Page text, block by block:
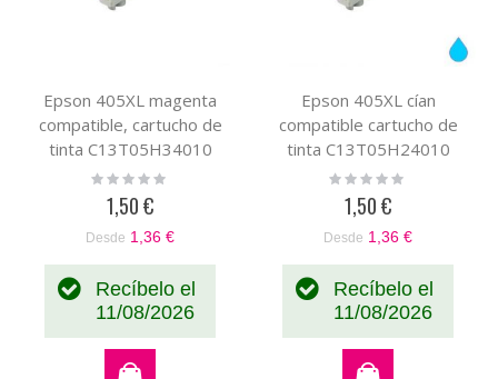
Epson 405XL magenta
compatible, cartucho de
tinta C13T05H34010
Rating:
1,50 €
Desde 1,36 €
Recíbelo el
11/08/2026
Epson 405XL cían
compatible cartucho de
tinta C13T05H24010
Rating:
1,50 €
Desde 1,36 €
Recíbelo el
11/08/2026